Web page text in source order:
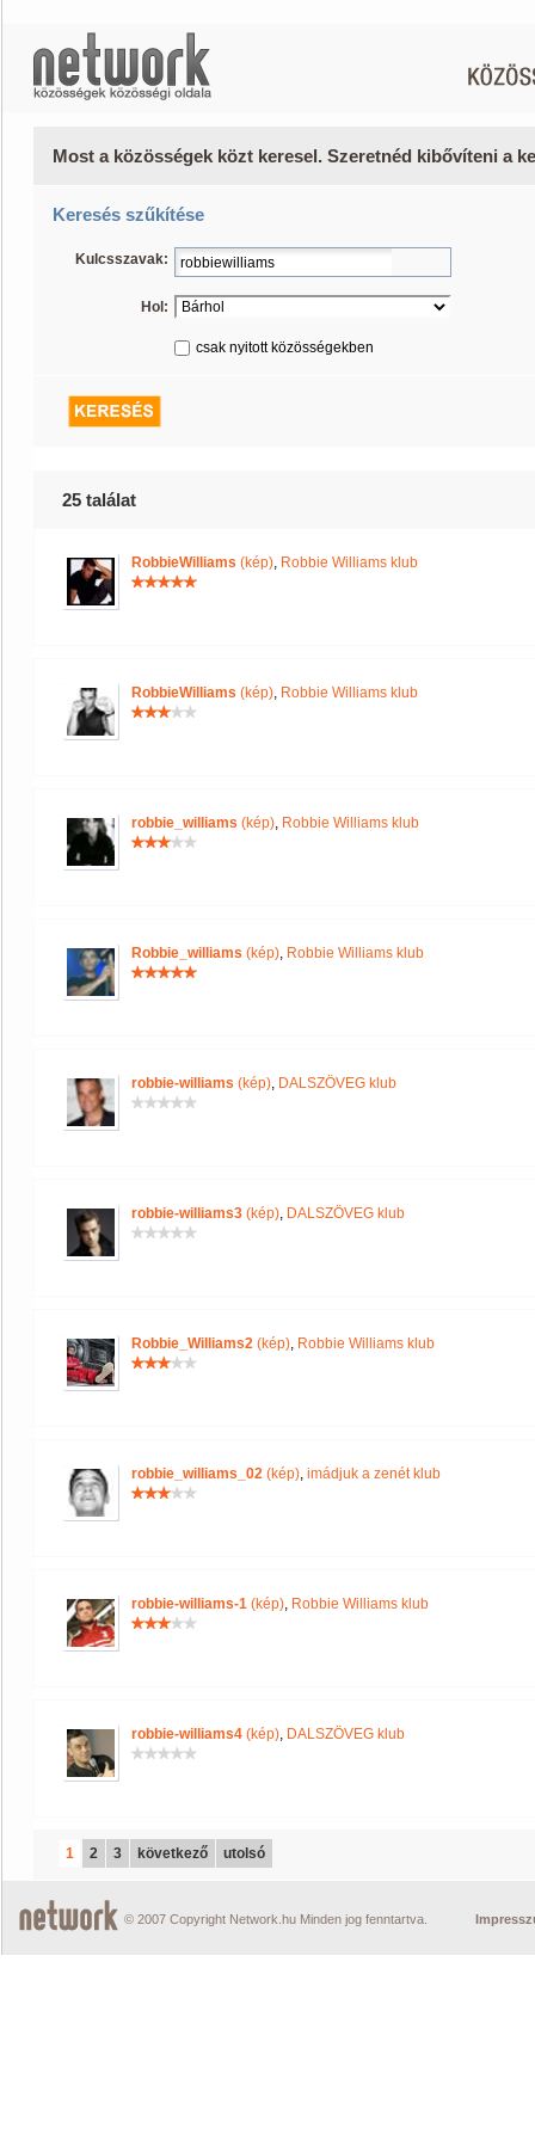
Most a közösségek közt keresel. Szeretnéd kibővíteni a
Keresés szűkítése
Kulcsszavak:
Hol:
csak nyitott közösségekben
25 találat
RobbieWilliams (kép), Robbie Williams klub
RobbieWilliams (kép), Robbie Williams klub
robbie_williams (kép), Robbie Williams klub
Robbie_williams (kép), Robbie Williams klub
robbie-williams (kép), DALSZÖVEG klub
robbie-williams3 (kép), DALSZÖVEG klub
Robbie_Williams2 (kép), Robbie Williams klub
robbie_williams_02 (kép), imádjuk a zenét klub
robbie-williams-1 (kép), Robbie Williams klub
robbie-williams4 (kép), DALSZÖVEG klub
1 2 3 következő utolsó
© 2007 Copyright Network.hu Minden jog fenntartva.